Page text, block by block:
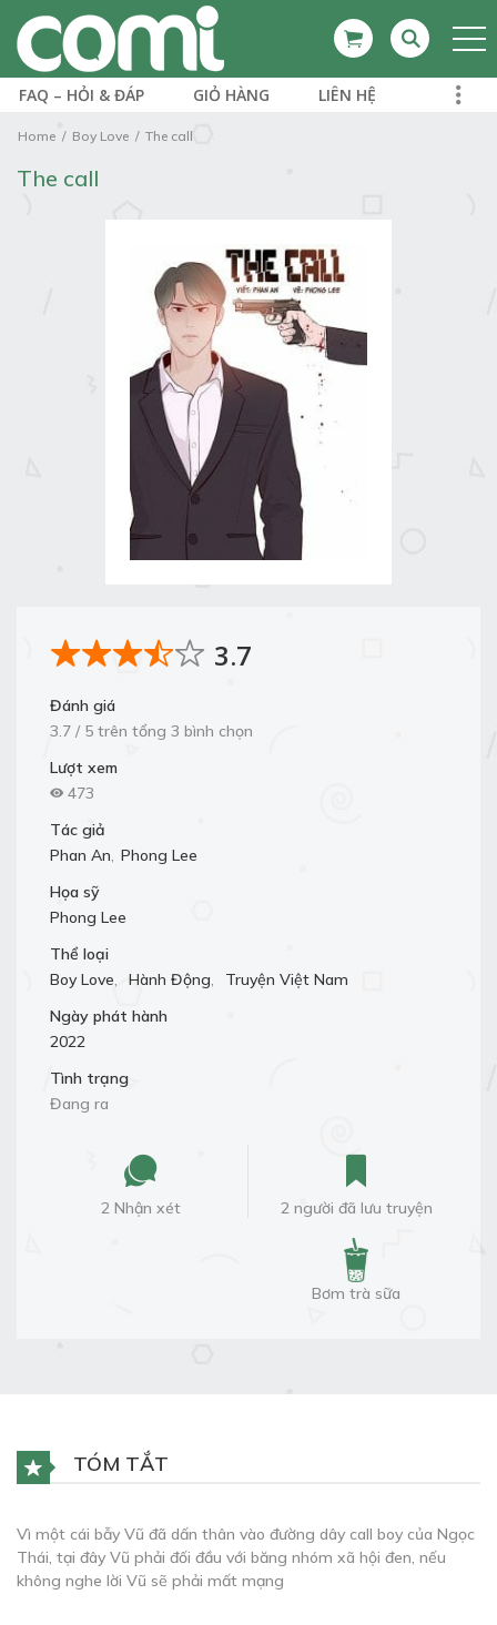
FAQ – HỎI & ĐÁP GIỎ HÀNG LIÊN HỆ
Home Boy Love The call
The call
3.7
Đánh giá
3.7 / 5 trên tổng 3 bình chọn
Lượt xem
473
Tác giả
Phan An, Phong Lee
Họa sỹ
Phong Lee
Thể loại
Boy Love, Hành Động,
Truyện Việt Nam
Ngày phát hành
2022
Tình trạng
Đang ra
2 Nhận xét 2 người đã lưu truyện
Bơm trà sữa
TÓM TẮT
Vì một cái bẫy Vũ đã dấn thân vào đường dây call boy của Ngọc
Thái, tại đây Vũ phải đối đầu với băng nhóm xã hội đen, nếu
không nghe lời Vũ sẽ phải mất mạng